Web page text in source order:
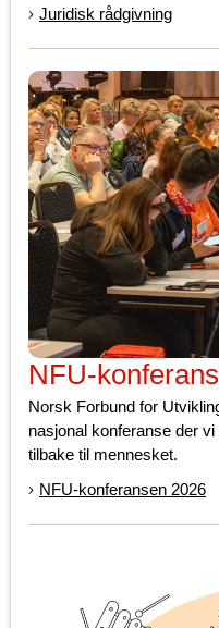
Juridisk rådgivning
NFU-
Norsk Forbund for
nasjonal konferanse der
tilbake til mennesket.
NFU-konferansen 2026